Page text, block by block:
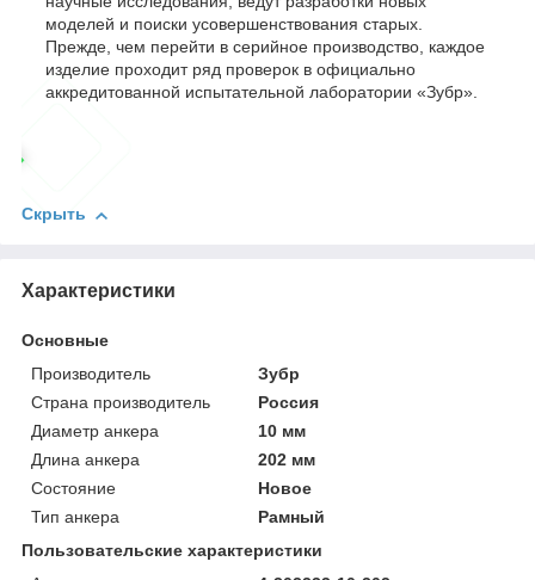
моделей и поиски усовершенствования старых.
Прежде, чем перейти в серийное производство, каждое
изделие проходит ряд проверок в официально
аккредитованной испытательной лаборатории «Зубр».
Скрыть
Характеристики
Основные
Производитель
Зубр
Страна производитель
Россия
Диаметр анкера
10 мм
Длина анкера
202 мм
Состояние
Новое
Тип анкера
Рамный
Пользовательские характеристики